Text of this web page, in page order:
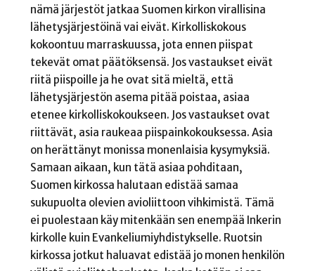
nämä järjestöt jatkaa Suomen kirkon virallisina
lähetysjärjestöinä vai eivät. Kirkolliskokous
kokoontuu marraskuussa, jota ennen piispat
tekevät omat päätöksensä. Jos vastaukset eivät
riitä piispoille ja he ovat sitä mieltä, että
lähetysjärjestön asema pitää poistaa, asiaa
etenee kirkolliskokoukseen. Jos vastaukset ovat
riittävät, asia raukeaa piispainkokouksessa. Asia
on herättänyt monissa monenlaisia kysymyksiä.
Samaan aikaan, kun tätä asiaa pohditaan,
Suomen kirkossa halutaan edistää samaa
sukupuolta olevien avioliittoon vihkimistä. Tämä
ei puolestaan käy mitenkään sen enempää Inkerin
kirkolle kuin Evankeliumiyhdistykselle. Ruotsin
kirkossa jotkut haluavat edistää jo monen henkilön